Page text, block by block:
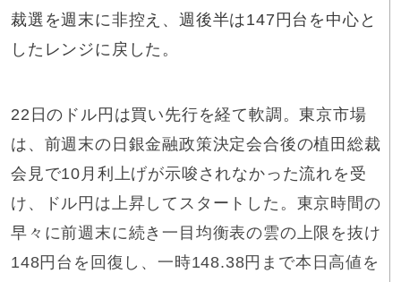
裁選を週末に非控え、週後半は147円台を中心と
したレンジに戻した。
22日のドル円は買い先行を経て軟調。東京市場
は、前週末の日銀金融政策決定会合後の植田総裁
会見で10月利上げが示唆されなかった流れを受
け、ドル円は上昇してスタートした。東京時間の
早々に前週末に続き一目均衡表の雲の上限を抜け
148円台を回復し、一時148.38円まで本日高値を